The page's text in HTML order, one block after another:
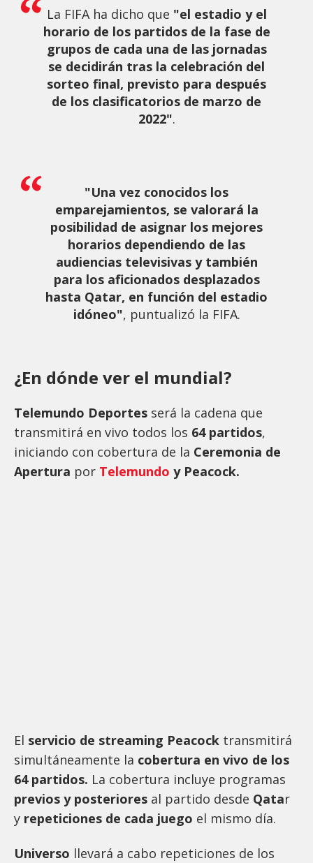
La FIFA ha dicho que "el estadio y el
horario de los partidos de la fase de
grupos de cada una de las jornadas
se decidirán tras la celebración del
sorteo final, previsto para después
de los clasificatorios de marzo de
2022".
"Una vez conocidos los
emparejamientos, se valorará la
posibilidad de asignar los mejores
horarios dependiendo de las
audiencias televisivas y también
para los aficionados desplazados
hasta Qatar, en función del estadio
idóneo", puntualizó la FIFA.
¿En dónde ver el mundial?
Telemundo Deportes será la cadena que
transmitirá en vivo todos los 64 partidos,
iniciando con cobertura de la Ceremonia de
Apertura por Telemundo y Peacock.
El servicio de streaming Peacock transmitirá
simultáneamente la cobertura en vivo de los
64 partidos. La cobertura incluye programas
previos y posteriores al partido desde Qatar
y repeticiones de cada juego el mismo día.
Universo llevará a cabo repeticiones de los